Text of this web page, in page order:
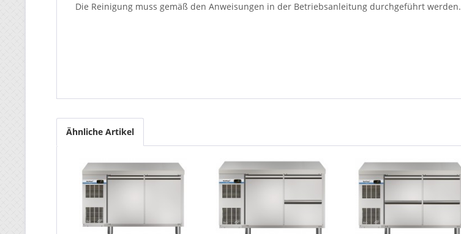
Die Reinigung muss gemäß den Anweisungen in der Betriebsanleitung durchgeführt werden.
Ähnliche Artikel